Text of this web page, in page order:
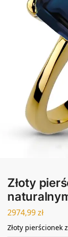
Złoty
2974,99zł
Złoty pierścionek